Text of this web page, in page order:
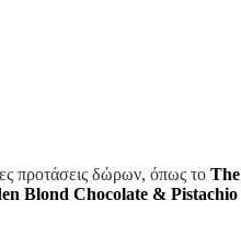
προτάσεις δώρων, όπως το The
Blond Chocolate & Pistachio